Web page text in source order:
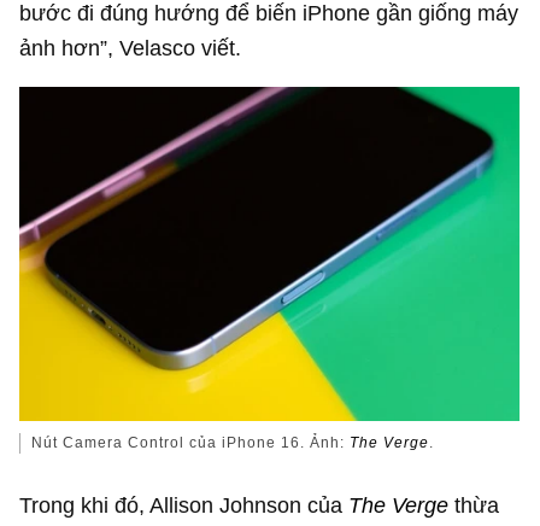
bước đi đúng hướng để biến iPhone gần giống máy
ảnh hơn”, Velasco viết.
Nút Camera Control của iPhone 16. Ảnh: The Verge.
Trong khi đó, Allison Johnson của The Verge thừa